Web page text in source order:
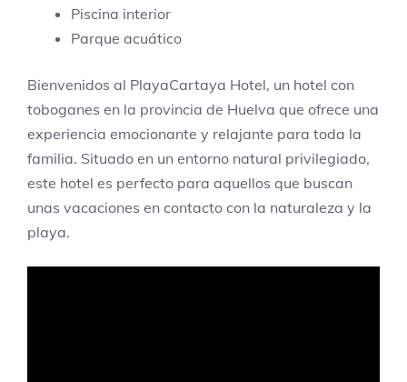
Piscina interior
Parque acuático
Bienvenidos al PlayaCartaya Hotel, un hotel con
toboganes en la provincia de Huelva que ofrece una
experiencia emocionante y relajante para toda la
familia. Situado en un entorno natural privilegiado,
este hotel es perfecto para aquellos que buscan
unas vacaciones en contacto con la naturaleza y la
playa.